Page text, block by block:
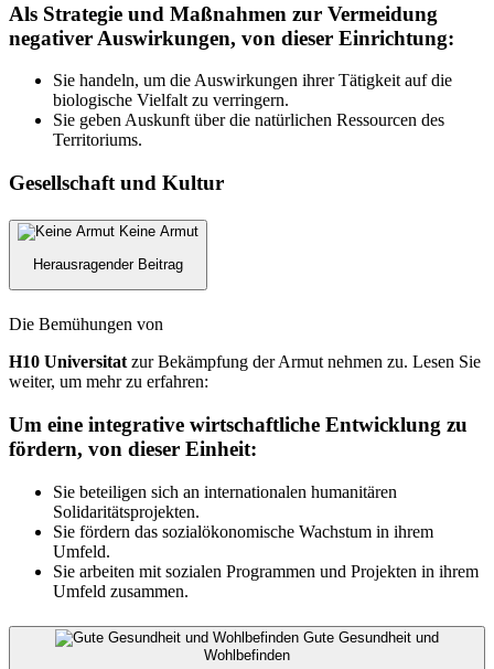
Als Strategie und Maßnahmen zur Vermeidung
negativer Auswirkungen, von dieser Einrichtung:
Sie handeln, um die Auswirkungen ihrer Tätigkeit auf die
biologische Vielfalt zu verringern.
Sie geben Auskunft über die natürlichen Ressourcen des
Territoriums.
Gesellschaft und Kultur
Keine Armut
Herausragender Beitrag
Die Bemühungen von
H10 Universitat zur Bekämpfung der Armut nehmen zu. Lesen Sie
weiter, um mehr zu erfahren:
Um eine integrative wirtschaftliche Entwicklung zu
fördern, von dieser Einheit:
Sie beteiligen sich an internationalen humanitären
Solidaritätsprojekten.
Sie fördern das sozialökonomische Wachstum in ihrem
Umfeld.
Sie arbeiten mit sozialen Programmen und Projekten in ihrem
Umfeld zusammen.
Gute Gesundheit und
Wohlbefinden